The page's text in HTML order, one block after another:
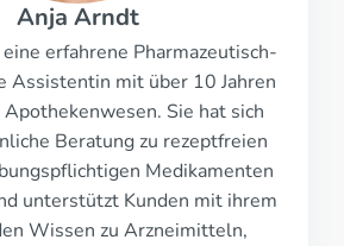
Anja Arndt
erfahrene Pharmazeutisch-
Assistentin mit über 10 Jahren
Sie hat sich
Beratung zu rezeptfreien
Medikamenten
unterstützt Kunden mit ihrem
Wissen zu Arzneimitteln,